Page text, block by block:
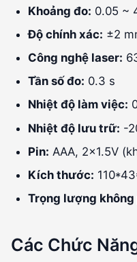
Khoảng đo: 0.05 ~
Độ chính xác: ±2
Công nghệ laser:
Tần số đo: 0.3 s
Nhiệt độ làm việc:
Nhiệt độ lưu trữ: -
Pin: AAA, 2x1.5V
Kích thước:
Trọng lượng không
Các Chức